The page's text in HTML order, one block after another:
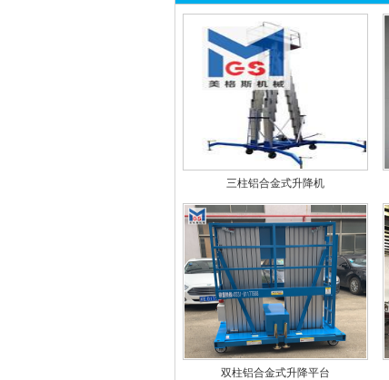
三柱铝合金式升降机
双柱铝合金式升降平台